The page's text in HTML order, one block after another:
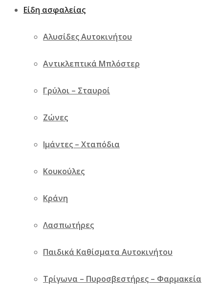
Είδη ασφαλείας
Αλυσίδες Αυτοκινήτου
Αντικλεπτικά Μπλόστερ
Γρύλοι – Σταυροί
Ζώνες
Ιμάντες – Χταπόδια
Κουκούλες
Κράνη
Λασπωτήρες
Παιδικά Καθίσματα Αυτοκινήτου
Τρίγωνα – Πυροσβεστήρες – Φαρμακεία
κάθε μετακίνηση.
Αναβαθμίστε το πορτ παγκάζ του αυτοκινήτου σας με τα
οικολογικού σχεδιασμού, όλα σε μια προσιτή τιμή.
που θα διατηρήσει το όχημά σας σε άριστη κατάσταση
Πρόσθήκη στην λίστα επιθυμιών